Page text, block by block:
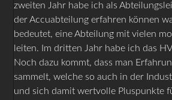
zweiten Jahr habe ich als
der Accuabteilung erfahren können
bedeutet, eine Abteilung mit vielen
leiten. Im dritten Jahr habe ich das
Noch dazu kommt, dass man
sammelt, welche so auch in der
und sich damit wertvolle Pluspunkte